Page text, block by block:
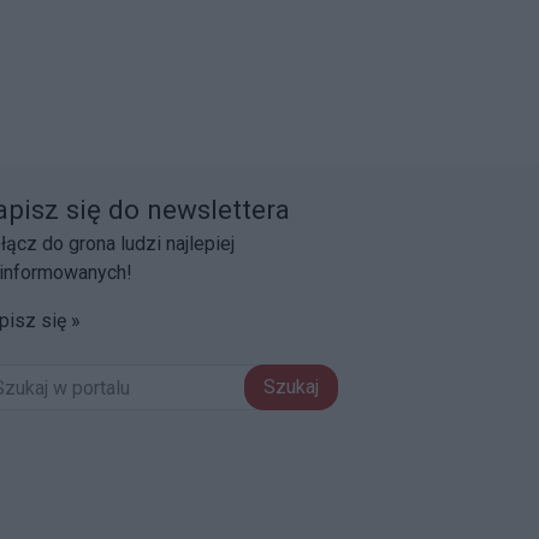
się do newslettera
do grona ludzi najlepiej
się »
Szukaj